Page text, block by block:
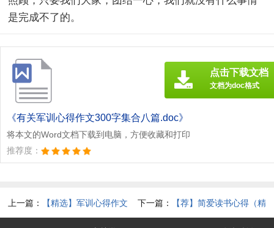
是完成不了的。
《有关军训心得作文300字集合八篇.doc》
将本文的Word文档下载到电脑，方便收藏和打印
推荐度：
点击下载文档
文档为doc格式
上一篇：
【精选】军训心得作文
下一篇：
【荐】简爱读书心得（精